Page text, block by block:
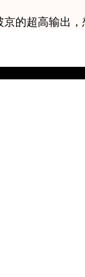
的超高输出